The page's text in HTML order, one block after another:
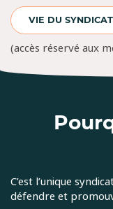
VIE DU SYNDICAT
(accès réservé aux
C’est l’unique
défendre et